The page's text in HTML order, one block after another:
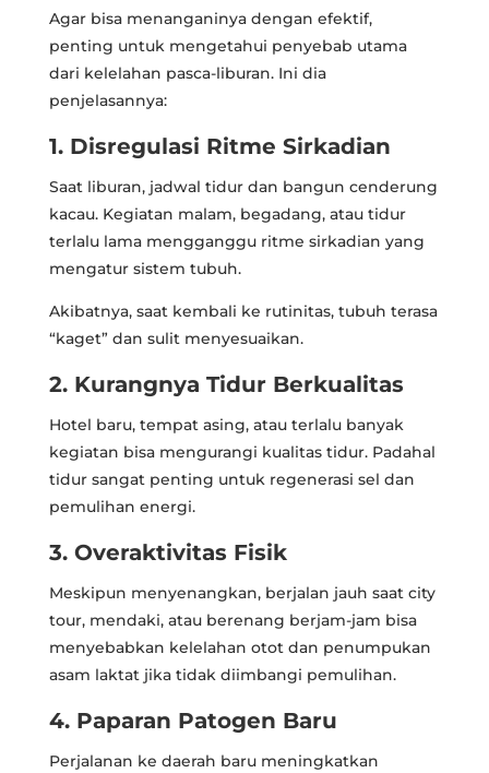
Agar bisa menanganinya dengan efektif,
penting untuk mengetahui penyebab utama
dari kelelahan pasca-liburan. Ini dia
penjelasannya:
1. Disregulasi Ritme Sirkadian
Saat liburan, jadwal tidur dan bangun cenderung
kacau. Kegiatan malam, begadang, atau tidur
terlalu lama mengganggu ritme sirkadian yang
mengatur sistem tubuh.
Akibatnya, saat kembali ke rutinitas, tubuh terasa
“kaget” dan sulit menyesuaikan.
2. Kurangnya Tidur Berkualitas
Hotel baru, tempat asing, atau terlalu banyak
kegiatan bisa mengurangi kualitas tidur. Padahal
tidur sangat penting untuk regenerasi sel dan
pemulihan energi.
3. Overaktivitas Fisik
Meskipun menyenangkan, berjalan jauh saat city
tour, mendaki, atau berenang berjam-jam bisa
menyebabkan kelelahan otot dan penumpukan
asam laktat jika tidak diimbangi pemulihan.
4. Paparan Patogen Baru
Perjalanan ke daerah baru meningkatkan